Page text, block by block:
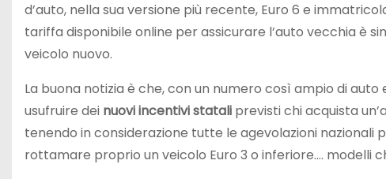
d’auto, nella sua versione più recente, Euro 6 e
tariffa disponibile online per assicurare l’auto vecchia è
veicolo nuovo.
La buona notizia è che, con un numero così ampio di
usufruire dei nuovi incentivi statali previsti chi acquista
tenendo in considerazione tutte le agevolazioni nazionali
rottamare proprio un veicolo Euro 3 o inferiore…. modelli